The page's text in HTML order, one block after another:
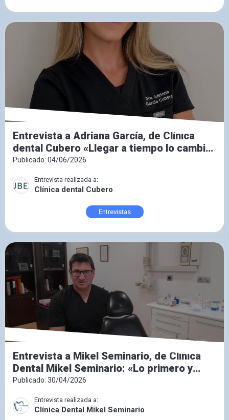
Entrevista a Adriana García, de Clínica
dental Cubero «Llegar a tiempo lo cambia
todo»
Publicado: 04/06/2026
Entrevista realizada a:
Clínica dental Cubero
Entrevistas
Entrevista a Mikel Seminario, de Clínica
Dental Mikel Seminario: «Lo primero y
fundamental es conocer al paciente»
Publicado: 30/04/2026
Entrevista realizada a:
Clínica Dental Mikel Seminario